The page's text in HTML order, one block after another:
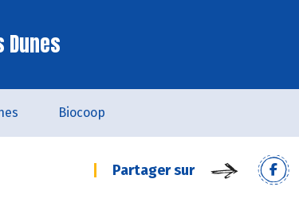
Dunes
Biocoop
Partager sur